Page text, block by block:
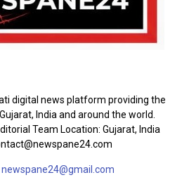
digital news platform providing the
India and around the world.
Team Location: Gujarat, India
newspane24@gmail.com